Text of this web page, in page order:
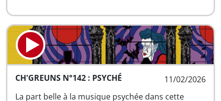
11/02/2026
CH'GREUNS N°142 : PSYCHÉ
La part belle à la musique psychée dans cette